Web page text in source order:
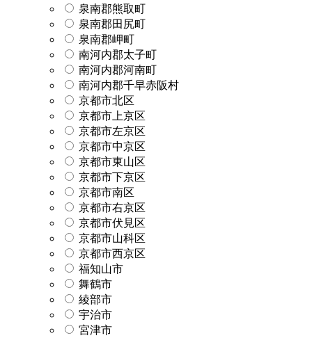
泉南郡熊取町
泉南郡田尻町
泉南郡岬町
南河内郡太子町
南河内郡河南町
南河内郡千早赤阪村
京都市北区
京都市上京区
京都市左京区
京都市中京区
京都市東山区
京都市下京区
京都市南区
京都市右京区
京都市伏見区
京都市山科区
京都市西京区
福知山市
舞鶴市
綾部市
宇治市
宮津市